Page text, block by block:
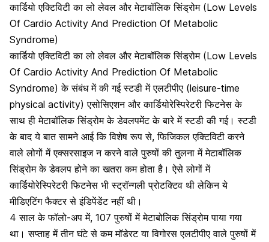
कार्डियो एक्टिविटी का लो लेवल और मेटाबॉलिक सिंड्रोम (Low Levels
Of Cardio Activity And Prediction Of Metabolic
Syndrome)
कार्डियो एक्टिविटी का लो लेवल और मेटाबॉलिक सिंड्रोम (Low Levels
Of Cardio Activity And Prediction Of Metabolic
Syndrome) के संबंध में की गई स्टडी में एलटीपीए (leisure-time
physical activity) एसोसिएशन और कार्डियोरेस्पिरेटरी फिटनेस के
साथ ही मेटाबॉलिक सिंड्रोम के डेवलपमेंट के बारे में स्टडी की गई। स्टडी
के बाद ये बात सामने आई कि विशेष रूप से, फिजिकल एक्टिविटी करने
वाले लोगों में एक्सरसाइज न करने वाले पुरुषों की तुलना में मेटाबॉलिक
सिंड्रोम के डेवलप होने का खतरा कम होता है। ऐसे लोगों में
कार्डियोरेस्पिरेटरी फिटनेस भी स्ट्रॉन्गली प्रोटक्टिव थी लेकिन ये
मीडिएटिंग फैक्टर से इंडिपेंडेंट नहीं थी।
4 साल के फॉलो-अप में, 107 पुरुषों मेंमेटाबोलिक सिंड्रोमपाया गया
था। सप्ताह में तीन घंटे से कम मॉडेरट या विगोरस एलटीपीए वाले पुरुषों में